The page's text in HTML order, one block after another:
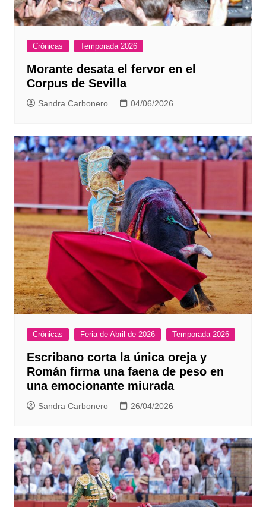
Crónicas Temporada 2026
Morante desata el fervor en el
Corpus de Sevilla
Sandra Carbonero 04/06/2026
Crónicas Feria de Abril de 2026 Temporada 2026
Escribano corta la única oreja y
Román firma una faena de peso en
una emocionante miurada
Sandra Carbonero 26/04/2026